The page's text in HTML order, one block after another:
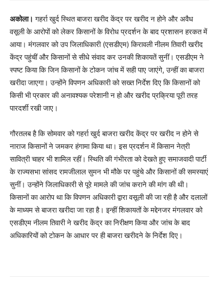
अकोला। गहर्रा खुर्द स्थित बाजरा खरीद केंद्र पर खरीद न होने और अवैध
वसूली के आरोपों को लेकर किसानों के विरोध प्रदर्शन के बाद प्रशासन हरकत में
आया। मंगलवार को उप जिलाधिकारी (एसडीएम) किरावली नीलम तिवारी खरीद
केंद्र पहुंचीं और किसानों से सीधे संवाद कर उनकी शिकायतें सुनीं। एसडीएम ने
स्पष्ट किया कि जिन किसानों के टोकन जांच में सही पाए जाएंगे, उन्हीं का बाजरा
खरीदा जाएगा। उन्होंने विपणन अधिकारी को सख्त निर्देश दिए कि किसानों को
किसी भी प्रकार की अनावश्यक परेशानी न हो और खरीद प्रक्रिया पूरी तरह
पारदर्शी रखी जाए।
गौरतलब है कि सोमवार को गहर्रा खुर्द बाजरा खरीद केंद्र पर खरीद न होने से
नाराज किसानों ने जमकर हंगामा किया था। इस प्रदर्शन में किसान नेत्री
सावित्री चाहर भी शामिल रहीं। स्थिति की गंभीरता को देखते हुए समाजवादी पार्टी
के राज्यसभा सांसद रामजीलाल सुमन भी मौके पर पहुंचे और किसानों की समस्याएं
सुनीं। उन्होंने जिलाधिकारी से पूरे मामले की जांच कराने की मांग की थी।
किसानों का आरोप था कि विपणन अधिकारी द्वारा वसूली की जा रही है और दलालों
के माध्यम से बाजरा खरीदा जा रहा है। इन्हीं शिकायतों के मद्देनजर मंगलवार को
एसडीएम नीलम तिवारी ने खरीद केंद्र का निरीक्षण किया और जांच के बाद
अधिकारियों को टोकन के आधार पर ही बाजरा खरीदने के निर्देश दिए।